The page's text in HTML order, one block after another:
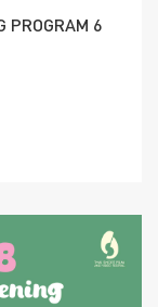
PROGRAM 6